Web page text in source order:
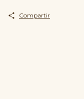
Compartir